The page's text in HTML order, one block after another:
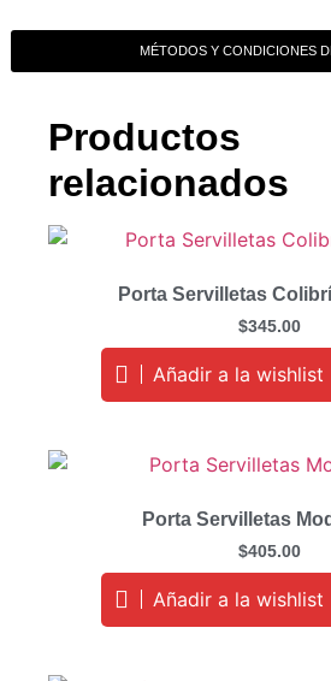
MÉTODOS Y CONDICIONES
Productos
relacionados
Porta Servilletas
$345.00
Añadir a la wishlist
Porta Servilletas
$405.00
Añadir a la wishlist